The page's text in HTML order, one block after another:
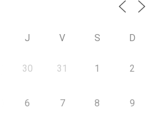
J V S D
30 31 1 2
6 7 8 9